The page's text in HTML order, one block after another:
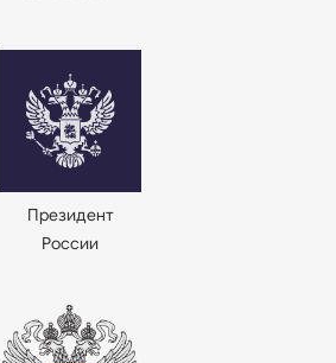
Президент
России